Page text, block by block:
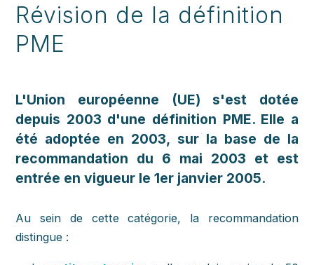
Révision de la définition
PME
L'Union européenne (UE) s'est dotée
depuis 2003 d'une définition PME. Elle a
été adoptée en 2003, sur la base de la
recommandation du 6 mai 2003 et est
entrée en vigueur le 1er janvier 2005.
Au sein de cette catégorie, la recommandation
distingue :